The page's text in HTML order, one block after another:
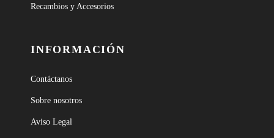
Recambios y Accesorios
INFORMACIÓN
Contáctanos
Sobre nosotros
Aviso Legal